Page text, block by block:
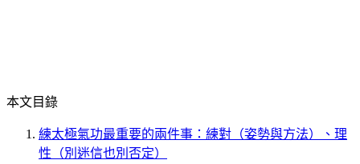
本文目錄
練太極氣功最重要的兩件事：練對（姿勢與方法）、理
性（別迷信也別否定）